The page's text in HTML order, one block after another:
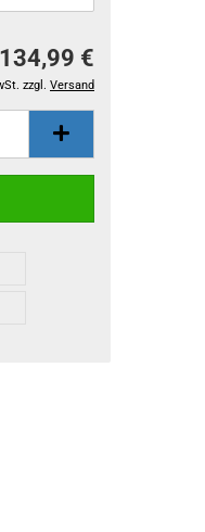
134,99 €
zzgl. Versand